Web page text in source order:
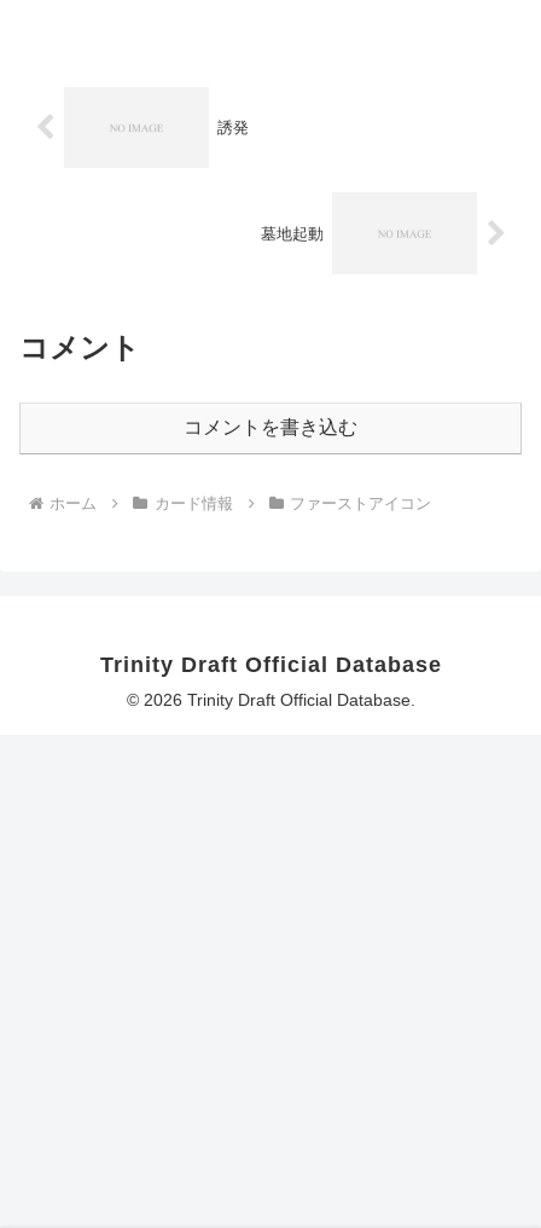
誘発
墓地起動
コメント
コメントを書き込む
ホーム カード情報 ファーストアイコン
Trinity Draft Official Database
© 2026 Trinity Draft Official Database.